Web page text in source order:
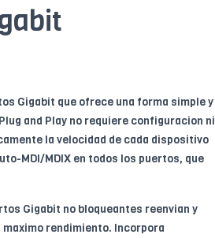
Gigabit que ofrece una forma simple y
and Play no requiere configuracion ni
la velocidad de cada dispositivo
MDI/MDIX en todos los puertos, que
Gigabit no bloqueantes reenvian y
rendimiento. Incorpora